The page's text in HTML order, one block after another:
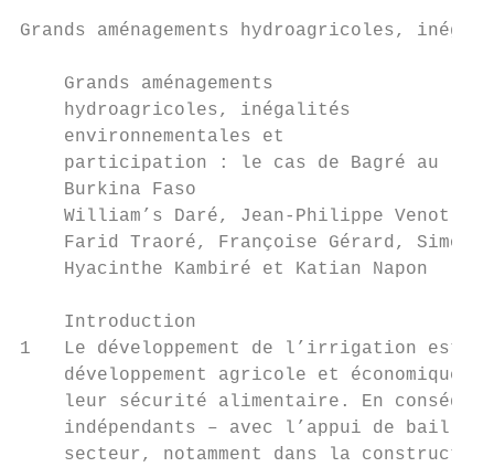
Grands aménagements hydroagricoles,
    Grands aménagements
    hydroagricoles, inégalités
    environnementales et
    participation : le cas de Bagré au
    Burkina Faso
William’s Daré, Jean-Philippe Venot,
Farid Traoré, Françoise Gérard, Simone
    Hyacinthe Kambiré et Katian Napon
    Introduction
1   Le développement de l’irrigation est
développement agricole et économique
leur sécurité alimentaire. En
indépendants – avec l’appui de
secteur, notamment dans la